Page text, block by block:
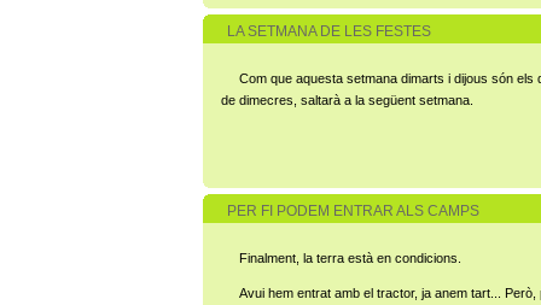
LA SETMANA DE LES FESTES
Com que aquesta setmana dimarts i dijous són
de dimecres, saltarà a la següent setmana.
PER FI PODEM ENTRAR ALS CAMPS
Finalment, la terra està en condicions.
Avui hem entrat amb el tractor, ja anem tart...